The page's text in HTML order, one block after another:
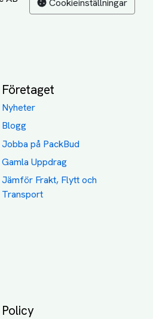
Cookieinställningar
Företaget
Nyheter
Blogg
Jobba på PackBud
Gamla Uppdrag
Jämför Frakt, Flytt och
Transport
Policy